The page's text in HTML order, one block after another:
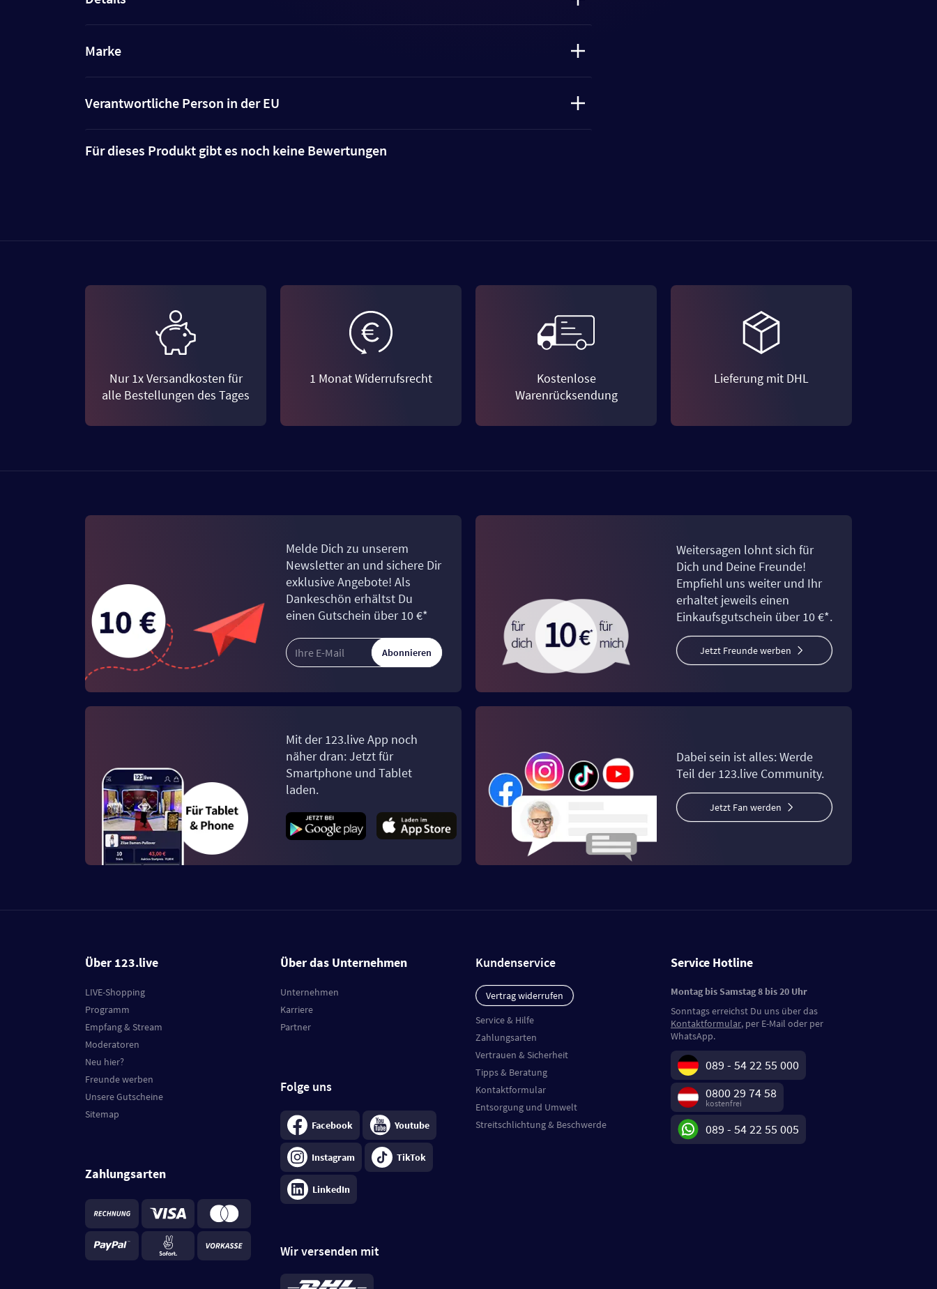
Marke
Verantwortliche Person in der EU
Für dieses Produkt gibt es noch keine Bewertungen
Nur 1x Versandkosten für
alle Bestellungen des Tages
1 Monat Widerrufsrecht
Kostenlose
Warenrücksendung
Lieferung mit DHL
Melde Dich zu unserem
Newsletter an und sichere Dir
exklusive Angebote! Als
Dankeschön erhältst Du
einen Gutschein über 10 €*
Abonnieren
Weitersagen lohnt sich für
Dich und Deine Freunde!
Empfiehl uns weiter und Ihr
erhaltet jeweils einen
Einkaufsgutschein über 10 €*.
Jetzt Freunde werben
Mit der 123.live App noch
näher dran: Jetzt für
Smartphone und Tablet
laden.
Dabei sein ist alles: Werde
Teil der 123.live Community.
Jetzt Fan werden
Über 123.live
LIVE-Shopping
Programm
Empfang & Stream
Moderatoren
Neu hier?
Freunde werben
Unsere Gutscheine
Sitemap
Zahlungsarten
Über das Unternehmen
Unternehmen
Karriere
Partner
Folge uns
Facebook Youtube
Instagram TikTok
LinkedIn
Wir versenden mit
Kundenservice
Vertrag widerrufen
Service & Hilfe
Zahlungsarten
Vertrauen & Sicherheit
Tipps & Beratung
Kontaktformular
Entsorgung und Umwelt
Streitschlichtung & Beschwerde
Service Hotline
Montag bis Samstag 8 bis 20 Uhr
Sonntags erreichst Du uns über das
Kontaktformular, per E-Mail oder per
WhatsApp.
089 - 54 22 55 000
0800 29 74 58
kostenfrei
089 - 54 22 55 005